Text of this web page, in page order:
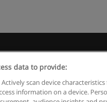
www.educaedu.com.pt
data to provide:
scan device characteristics
information on a device.